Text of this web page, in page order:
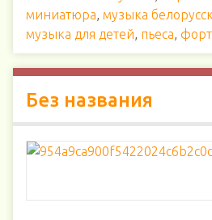
миниатюра, музыка
музыка для детей, пьеса,
Без названия